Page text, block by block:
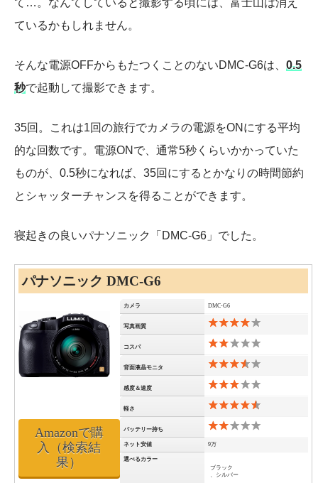
て…。なんてしていると撮影する頃には、富士山は消え
ているかもしれません。
そんな電源OFFからもたつくことのないDMC-G6は、 0.5
秒で起動して撮影できます。
35回。これは1回の旅行でカメラの電源をONにする平均
的な回数です。電源ONで、通常5秒くらいかかっていた
ものが、0.5秒になれば、35回にするとかなりの時間節約
とシャッターチャンスを得ることができます。
寝起きの良いパナソニック「DMC-G6」でした。
パナソニック DMC-G6
カメラ DMC-G6
写真画質
コスパ
背面液晶モニタ
感度＆速度
軽さ
バッテリー持ち
ネット安値 9万
選べるカラー
ブラック
、シルバー
Amazonで購
入（検索結
果）